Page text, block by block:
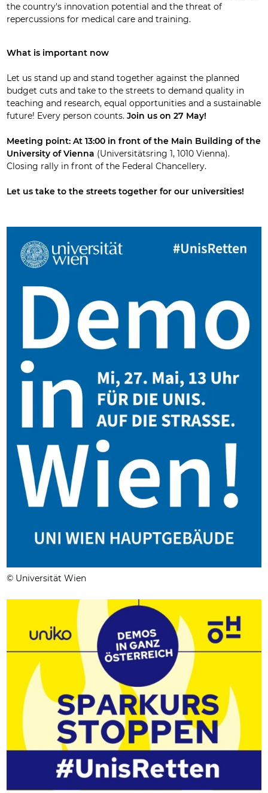
the country's innovation potential and the threat of
repercussions for medical care and training.
What is important now
Let us stand up and stand together against the planned
budget cuts and take to the streets to demand quality in
teaching and research, equal opportunities and a sustainable
future! Every person counts.Join us on 27 May!
Meeting point: At 13:00 in front of the Main Building of the
University of Vienna (Universitätsring 1, 1010 Vienna).
Closing rally in front of the Federal Chancellery.
Let us take to the streets together for our universities!
© Universität Wien